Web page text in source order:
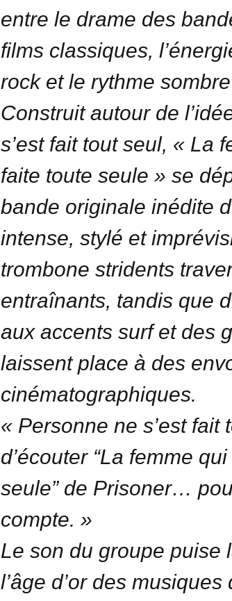
entre le drame des
films classiques,
rock et le rythme
Construit autour de
s’est fait tout seul, « La
faite toute seule » se
bande originale inédite
intense, stylé et
trombone stridents
entraînants, tandis que
aux accents surf et des
laissent place à des
cinématographiques.
« Personne ne s’est fait
d’écouter “La femme
seule” de Prisoner…
compte. »
Le son du groupe puise
l’âge d’or des